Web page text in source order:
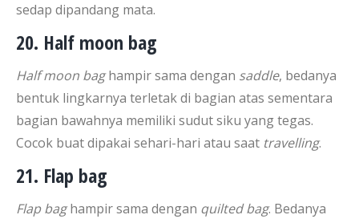
sedap dipandang mata.
20. Half moon bag
Half moon baghampir sama dengan saddle, bedanya
bentuk lingkarnya terletak di bagian atas sementara
bagian bawahnya memiliki sudut siku yang tegas.
Cocok buat dipakai sehari-hari atau saat travelling.
21. Flap bag
Flap baghampir sama dengan quilted bag. Bedanya